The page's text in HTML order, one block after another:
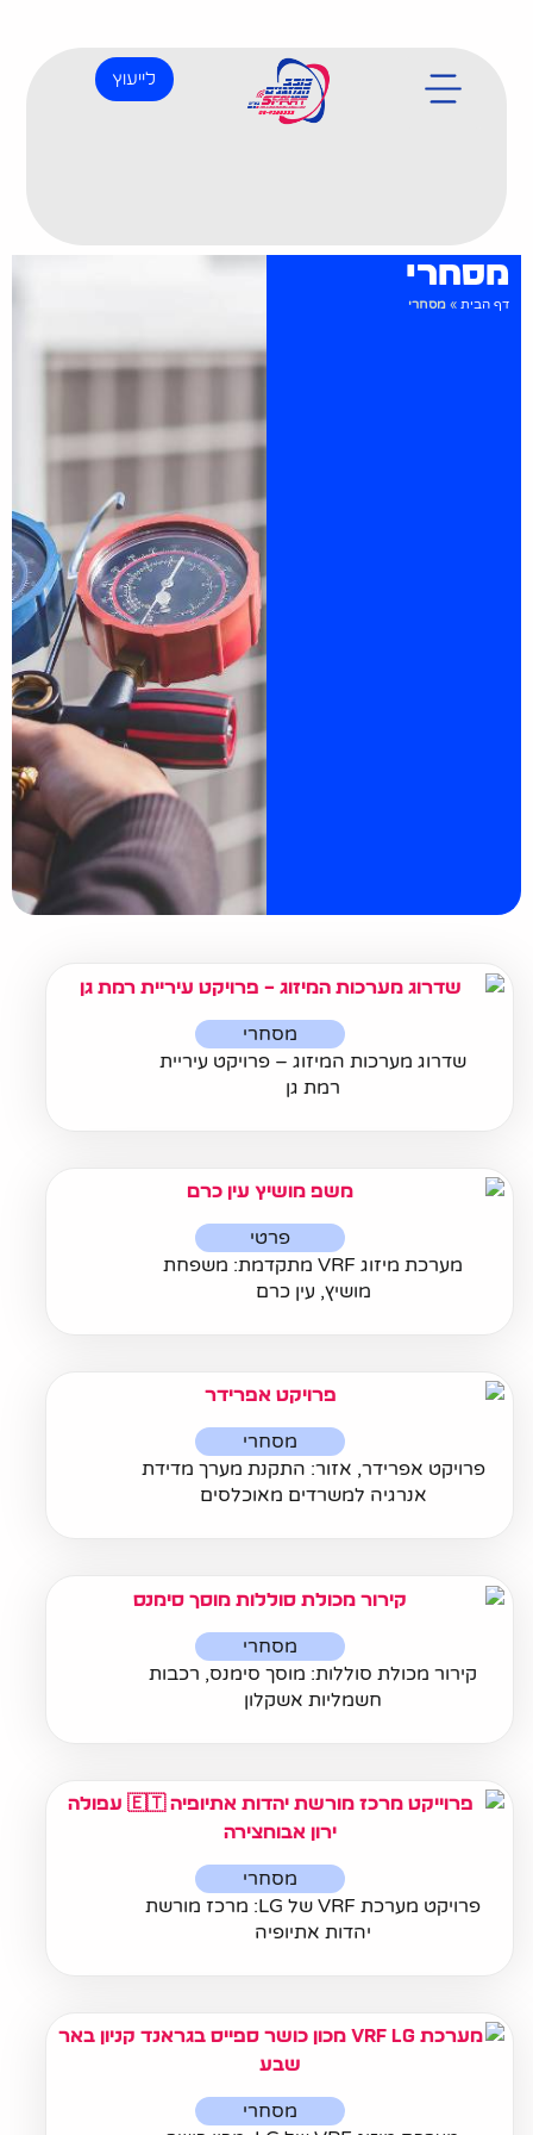
לייעוץ
מסחרי
דף הבית » מסחרי
מסחרי
שדרוג מערכות המיזוג – פרויקט עיריית
רמת גן
פרטי
מערכת מיזוג VRF מתקדמת: משפחת
מושיץ, עין כרם
מסחרי
פרויקט אפרידר, אזור: התקנת מערך מדידת
אנרגיה למשרדים מאוכלסים
מסחרי
קירור מכולת סוללות: מוסך סימנס, רכבות
חשמליות אשקלון
מסחרי
פרויקט מערכת VRF של LG: מרכז מורשת
יהדות אתיופיה
מסחרי